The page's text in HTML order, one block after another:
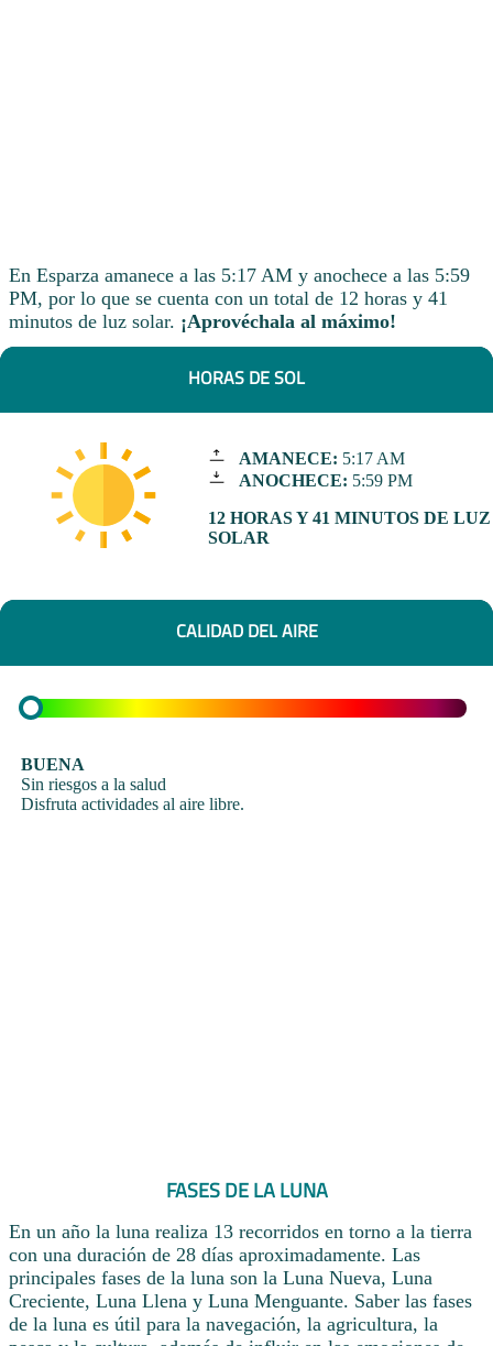
En Esparza amanece a las 5:17 AM y anochece a las 5:59
PM, por lo que se cuenta con un total de 12 horas y 41
minutos de luz solar. ¡Aprovéchala al máximo!
HORAS DE SOL
AMANECE: 5:17 AM
ANOCHECE: 5:59 PM
12 HORAS Y 41 MINUTOS DE LUZ
SOLAR
CALIDAD DEL AIRE
BUENA
Sin riesgos a la salud
Disfruta actividades al aire libre.
FASES DE LA LUNA
En un año la luna realiza 13 recorridos en torno a la tierra
con una duración de 28 días aproximadamente. Las
principales fases de la luna son la Luna Nueva, Luna
Creciente, Luna Llena y Luna Menguante. Saber las fases
de la luna es útil para la navegación, la agricultura, la